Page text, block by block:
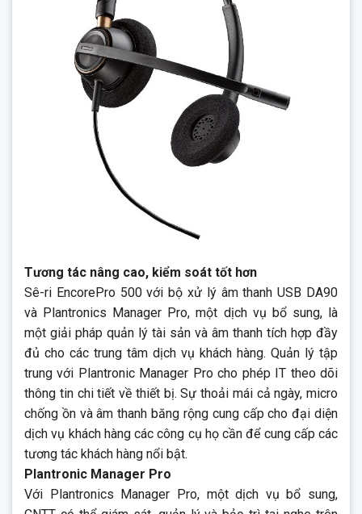
Tương tác nâng cao, kiểm soát tốt hơn
Sê-ri EncorePro 500 với bộ xử lý âm thanh USB DA90
và Plantronics Manager Pro, một dịch vụ bổ sung, là
một giải pháp quản lý tài sản và âm thanh tích hợp đầy
đủ cho các trung tâm dịch vụ khách hàng. Quản lý tập
trung với Plantronic Manager Pro cho phép IT theo dõi
thông tin chi tiết về thiết bị. Sự thoải mái cả ngày, micro
chống ồn và âm thanh băng rộng cung cấp cho đại diện
dịch vụ khách hàng các công cụ họ cần để cung cấp các
tương tác khách hàng nổi bật.
Plantronic Manager Pro
Với Plantronics Manager Pro, một dịch vụ bổ sung,